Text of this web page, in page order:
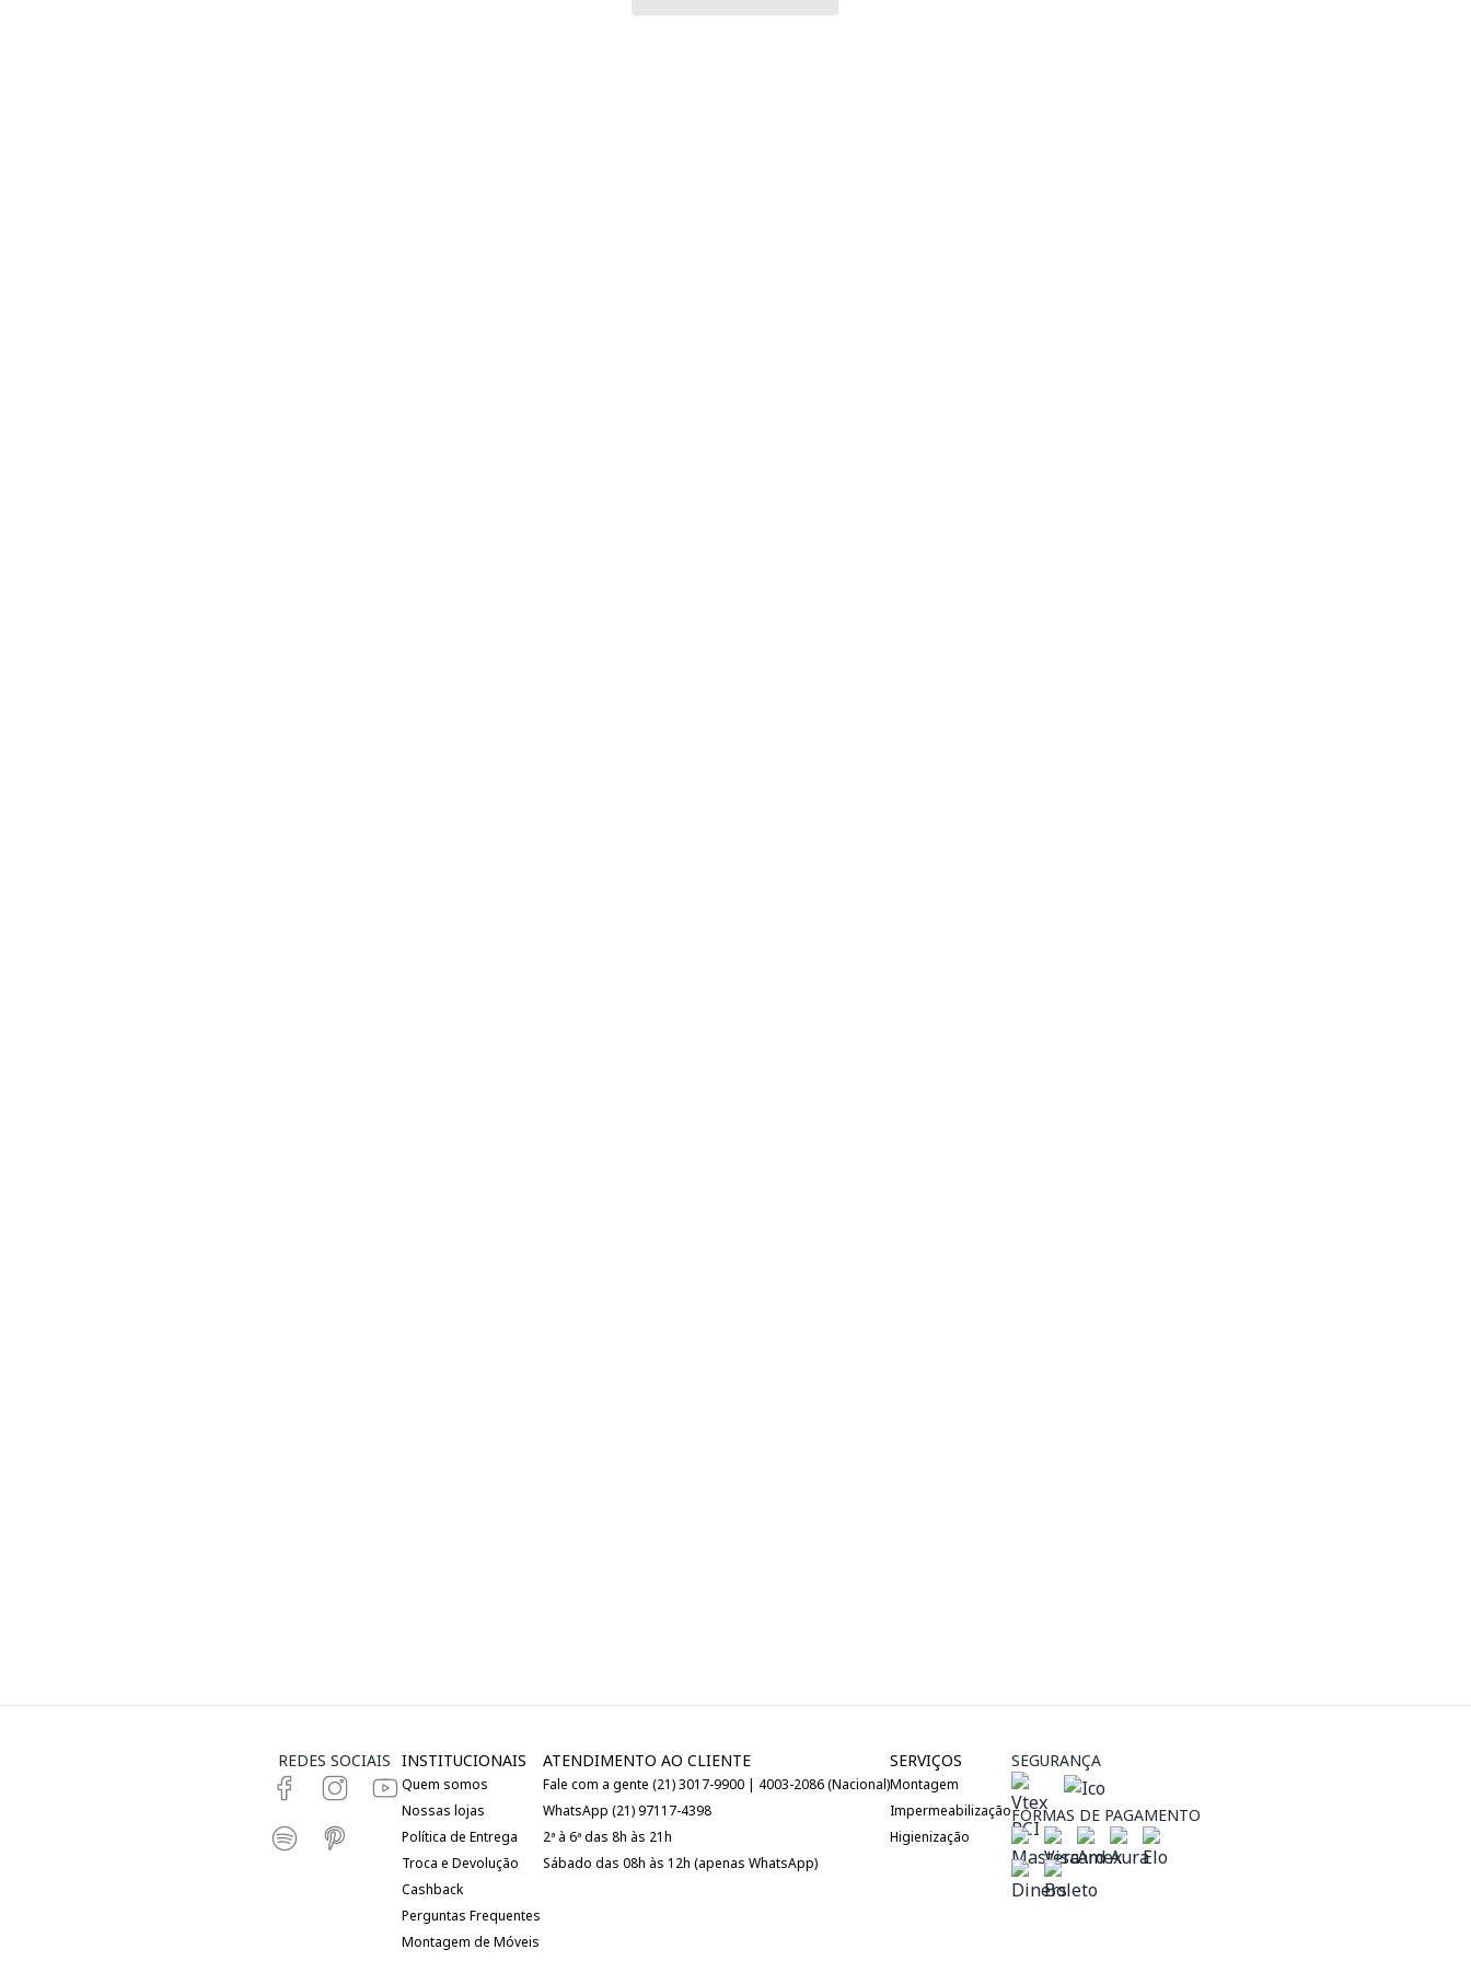
REDES SOCIAIS INSTITUCIONAIS
Quem somos
Nossas lojas
Política de Entrega
Troca e Devolução
Cashback
Perguntas Frequentes
Montagem de Móveis
ATENDIMENTO AO CLIENTE
Fale com a gente (21) 3017-9900 | 4003-2086 (Nacional)
WhatsApp (21) 97117-4398
2ª à 6ª das 8h às 21h
Sábado das 08h às 12h (apenas WhatsApp)
SERVIÇOS
Montagem
Impermeabilização
Higienização
SEGURANÇA
FORMAS DE PAGAMENTO